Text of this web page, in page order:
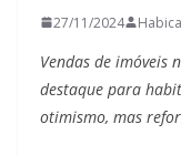
27/11/2024
Vendas de imóveis
destaque para
otimismo, mas